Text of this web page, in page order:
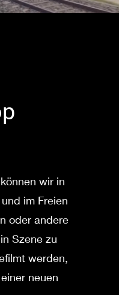
wir in
im Freien
oder andere
Szene zu
werden,
neuen